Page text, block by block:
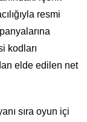
resmi
kodları
elde edilen net
sıra oyun içi